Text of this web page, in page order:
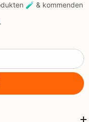
🧪 & kommenden